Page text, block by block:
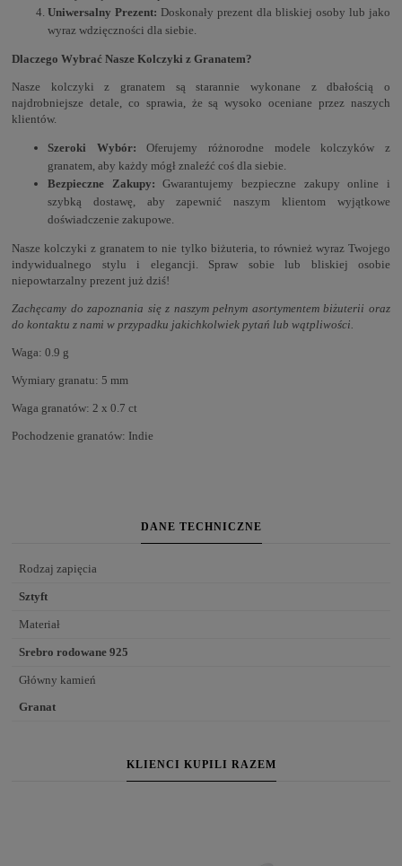
Uniwersalny Prezent: Doskonały prezent dla bliskiej osoby lub jako
wyraz wdzięczności dla siebie.
Dlaczego Wybrać Nasze Kolczyki z Granatem?
Nasze kolczyki z granatem są starannie wykonane z dbałością o
najdrobniejsze detale, co sprawia, że są wysoko oceniane przez naszych
klientów.
Szeroki Wybór: Oferujemy różnorodne modele kolczyków z
granatem, aby każdy mógł znaleźć coś dla siebie.
Bezpieczne Zakupy: Gwarantujemy bezpieczne zakupy online i
szybką dostawę, aby zapewnić naszym klientom wyjątkowe
doświadczenie zakupowe.
Nasze kolczyki z granatem to nie tylko biżuteria, to również wyraz Twojego
indywidualnego stylu i elegancji. Spraw sobie lub bliskiej osobie
niepowtarzalny prezent już dziś!
Zachęcamy do zapoznania się z naszym pełnym asortymentem biżuterii oraz
do kontaktu z nami w przypadku jakichkolwiek pytań lub wątpliwości.
Waga: 0.9 g
Wymiary granatu: 5 mm
Waga granatów: 2 x 0.7 ct
Pochodzenie granatów: Indie
DANE TECHNICZNE
Rodzaj zapięcia
Sztyft
Materiał
Srebro rodowane 925
Główny kamień
Granat
KLIENCI KUPILI RAZEM